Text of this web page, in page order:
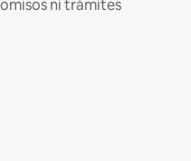
ni trámites